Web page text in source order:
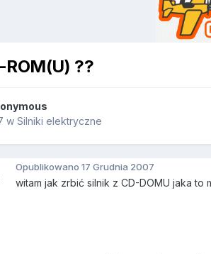
??
w Silniki elektryczne
Opublikowano 17 Grudnia 2007
witam jak zrbić silnik z CD-DOMU jaka